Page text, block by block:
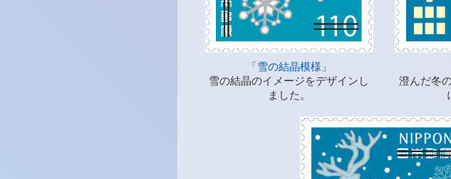
「雪の結晶模様」
雪の結晶のイメージをデザインし
ました。
澄んだ冬